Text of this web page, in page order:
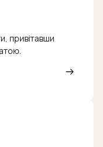
привітавши